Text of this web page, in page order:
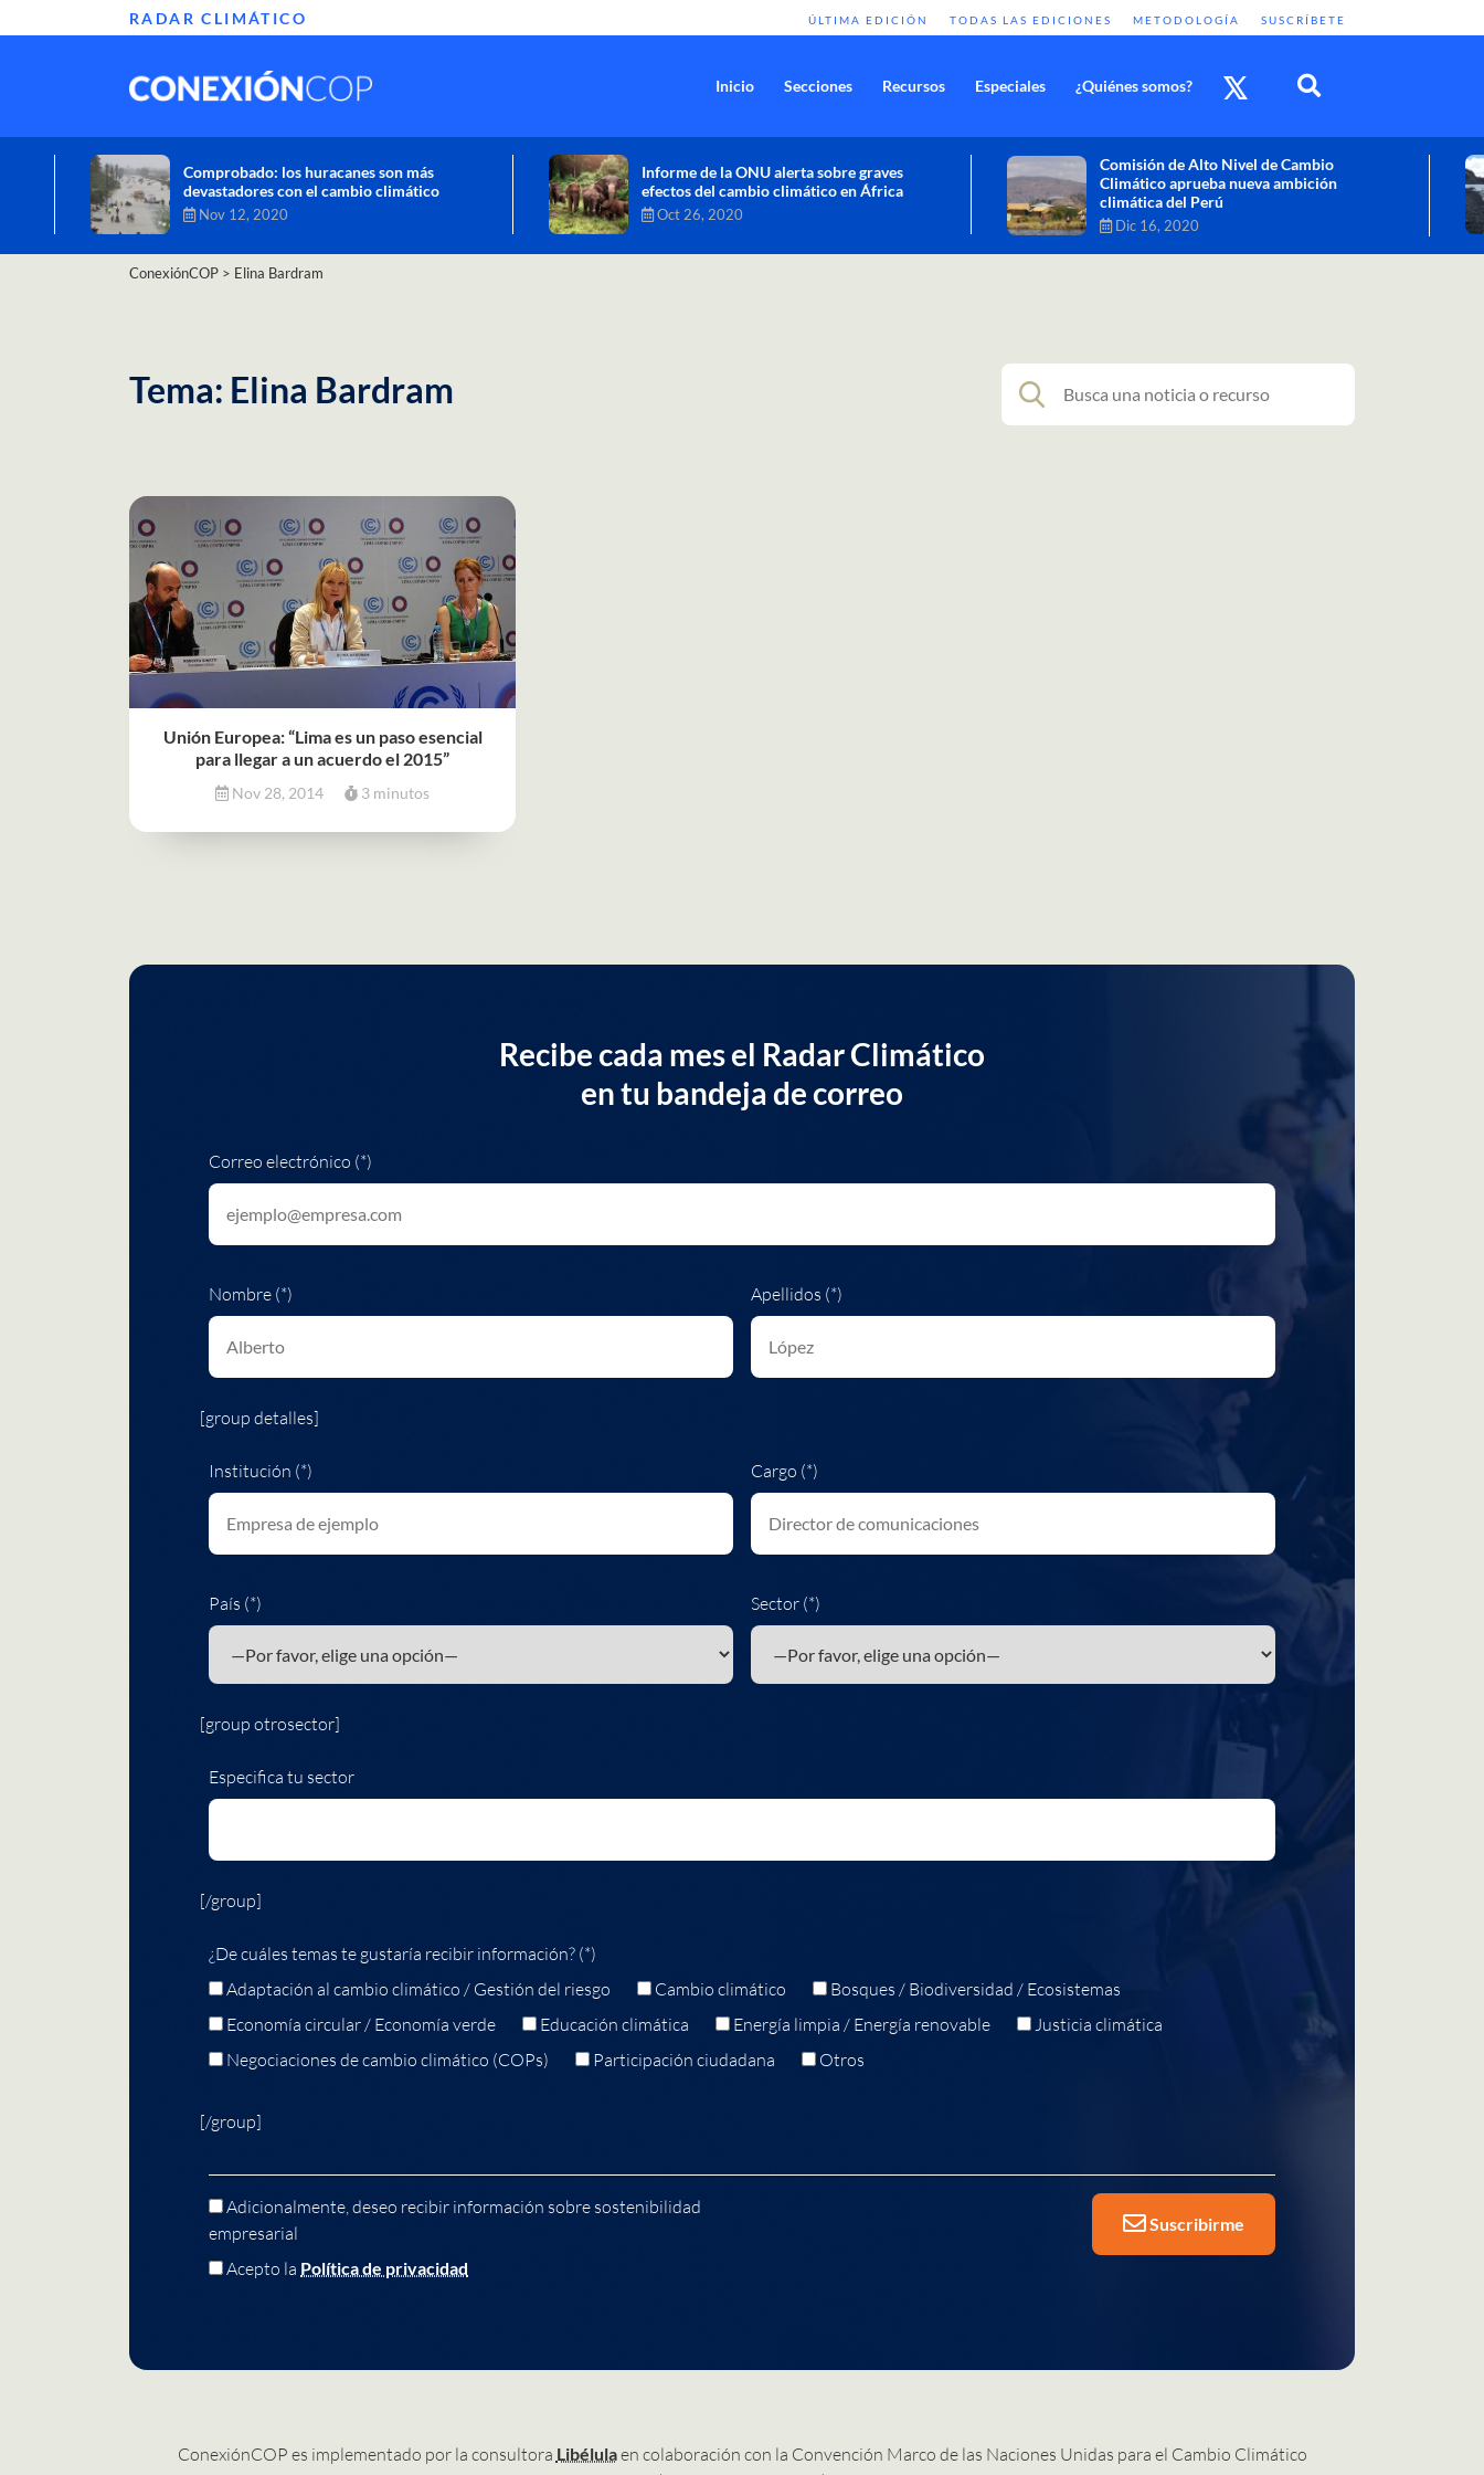
RADAR CLIMÁTICO ÚLTIMA EDICIÓN TODAS LAS EDICIONES METODOLOGÍA SUSCRÍBETE
Inicio Secciones Recursos Especiales ¿Quiénes somos?
Informe de la ONU alerta sobre graves
efectos del cambio climático en África
Oct 26, 2020
Comisión de Alto Nivel de Cambio
Climático aprueba nueva ambición
climática del Perú
Dic 16, 2020
Cambio climático: combatir sus efectos
como objetivo global y urgente
ConexiónCOP > Elina Bardram
Tema: Elina Bardram
Unión Europea: “Lima es un paso esencial
para llegar a un acuerdo el 2015”
Nov 28, 2014 3 minutos
Recibe cada mes el Radar Climático
en tu bandeja de correo
Correo electrónico (*)
Nombre (*) Apellidos (*)
[group detalles]
Institución (*) Cargo (*)
País (*) Sector (*)
[group otrosector]
Especifica tu sector
[/group]
¿De cuáles temas te gustaría recibir información? (*)
Adaptación al cambio climático / Gestión del riesgo
Cambio climático
Bosques / Biodiversidad / Ecosistemas
Economía circular / Economía verde
Educación climática Energía limpia / Energía renovable
Justicia climática
Negociaciones de cambio climático (COPs)
Participación ciudadana Otros
[/group]
Adicionalmente, deseo recibir información sobre sostenibilidad
empresarial
Acepto la Política de privacidad
Suscribirme
ConexiónCOP es implementado por la consultora Libélulaen colaboración con la Convención Marco de las Naciones Unidas para el Cambio Climático